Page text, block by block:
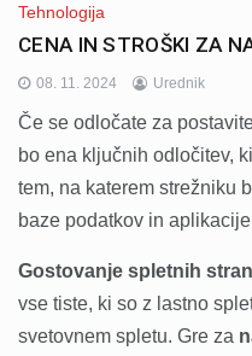
Tehnologija
CENA IN STROŠKI ZA
08. 11. 2024 Urednik
Če se odločate za
bo ena ključnih odločitev,
tem, na katerem strežniku
baze podatkov in
Gostovanje spletnih
vse tiste, ki so z lastno
svetovnem spletu. Gre za